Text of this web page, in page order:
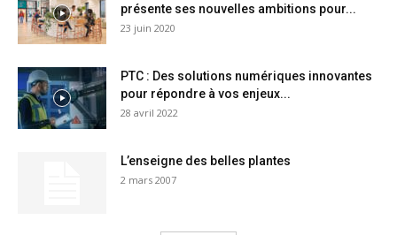
présente ses nouvelles ambitions pour...
23 juin 2020
PTC : Des solutions numériques innovantes
pour répondre à vos enjeux...
28 avril 2022
L’enseigne des belles plantes
2 mars 2007